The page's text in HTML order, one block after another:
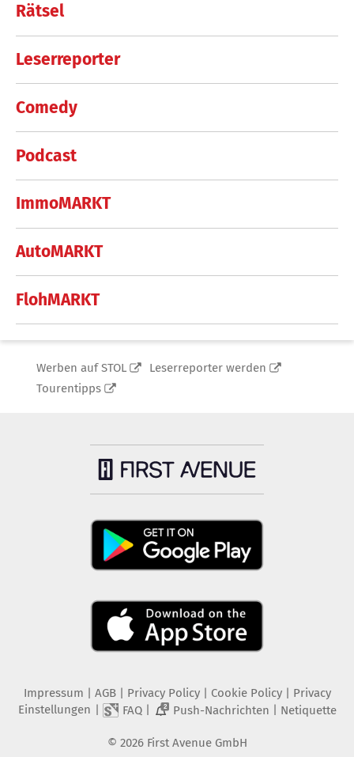
Rätsel
Leserreporter
Comedy
Podcast
ImmoMARKT
AutoMARKT
FlohMARKT
Werben auf STOL
Leserreporter werden
Tourentipps
Impressum | AGB | Privacy Policy| Cookie Policy| Privacy
Einstellungen | FAQ| 2 Push-Nachrichten | Netiquette
© 2026 First Avenue GmbH